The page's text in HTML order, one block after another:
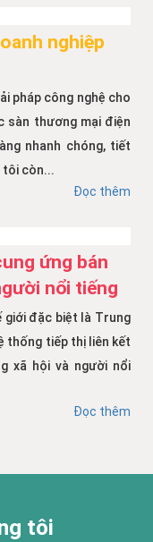
nghiệp
pháp công nghệ cho
sàn thương mại điện
nhanh chóng, tiết
tôi còn...
Đọc thêm
ứng bán
nổi tiếng
giới đặc biệt là Trung
thống tiếp thị liên kết
xã hội và người nổi
Đọc thêm
tôi